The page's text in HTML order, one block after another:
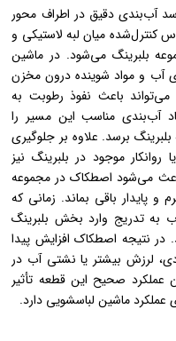
آب‌بندی دقیق در اطراف محور
کنترل‌شده میان لبه لاستیکی و
بلبرینگ می‌شود. در ماشین
آب و مواد شوینده درون مخزن
باعث نفوذ رطوبت به
آب‌بندی مناسب این مسیر را
برسد. علاوه بر جلوگیری
موجود در بلبرینگ نیز
می‌شود اصطکاک در مجموعه
باقی بماند. زمانی که
به تدریج وارد بخش بلبرینگ
نتیجه اصطکاک افزایش پیدا
لرزش بیشتر یا نشتی آب در
عملکرد صحیح این قطعه تأثیر
عملکرد ماشین لباسشویی دارد.